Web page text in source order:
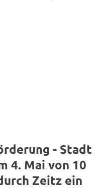
- Stadt
4. Mai von 10
Zeitz ein